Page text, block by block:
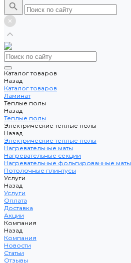
Каталог товаров
Назад
Каталог товаров
Ламинат
Теплые полы
Назад
Теплые полы
Электрические теплые полы
Назад
Электрические теплые полы
Нагревательные маты
Нагревательные секции
Нагревательные фольгированные маты
Потолочные плинтусы
Услуги
Назад
Услуги
Оплата
Доставка
Акции
Компания
Назад
Компания
Новости
Статьи
Отзывы